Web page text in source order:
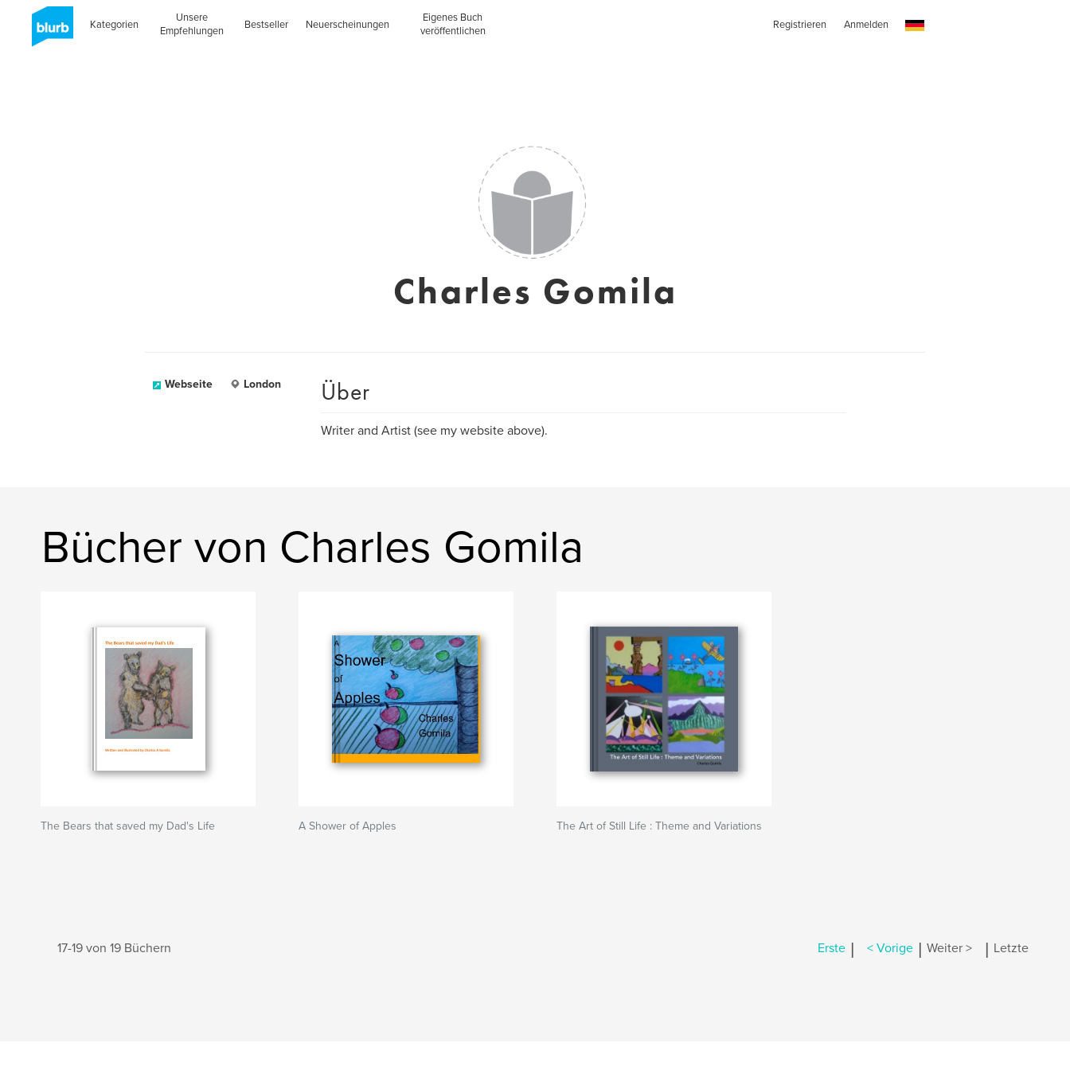
Kategorien
Unsere
Empfehlungen
Bestseller Neuerscheinungen
Eigenes Buch
veröffentlichen
Registrieren Anmelden
Charles Gomila
Webseite London Über
Writer and Artist (see my website above).
Bücher von Charles Gomila
The Bears that saved my Dad's Life A Shower of Apples The Art of Still Life : Theme and Variations
17-19 von 19 Büchern Erste | < Vorige | Weiter > | Letzte